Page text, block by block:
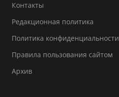
Контакты
Редакционная политика
Политика конфиденциальности
Правила пользования сайтом
Архив